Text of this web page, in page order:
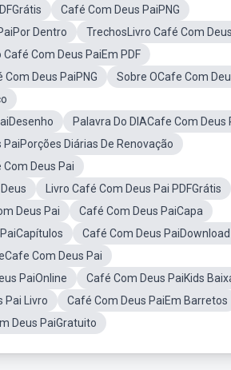
Café Com Deus PaiPNG
Dentro
TrechosLivro Café Com
Café Com Deus PaiEm PDF
Com Deus PaiPNG
Sobre OCafe Com
Palavra Do DIACafe Com Deus
Diárias De Renovação
Deus Pai
Livro Café Com Deus Pai PDFGrátis
Deus Pai
Café Com Deus PaiCapa
Café Com Deus PaiDownload
Com Deus Pai
PaiOnline
Café Com Deus PaiKids
Pai Livro
Café Com Deus PaiEm Barretos
Deus PaiGratuito